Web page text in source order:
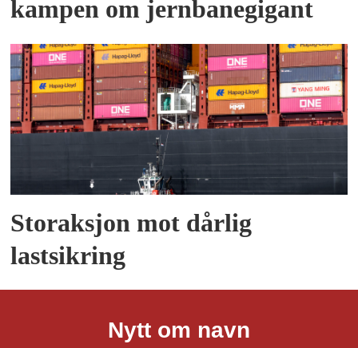
kampen om jernbanegigant
Storaksjon mot dårlig
lastsikring
Nytt om navn